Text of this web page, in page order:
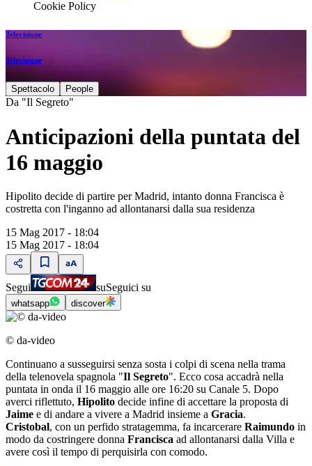
Cookie Policy
Televisione
Televisione
Spettacolo People
Da "Il Segreto"
Anticipazioni della puntata del
16 maggio
Hipolito decide di partire per Madrid, intanto donna Francisca è
costretta con l'inganno ad allontanarsi dalla sua residenza
15 Mag 2017 - 18:04
15 Mag 2017 - 18:04
Segui suSeguici su
whatsapp discover
© da-video
Continuano a susseguirsi senza sosta i colpi di scena nella trama
della telenovela spagnola "Il Segreto". Ecco cosa accadrà nella
puntata in onda il 16 maggio alle ore 16:20 su Canale 5. Dopo
averci riflettuto, Hipolito decide infine di accettare la proposta di
Jaime e di andare a vivere a Madrid insieme a Gracia.
Cristobal, con un perfido stratagemma, fa incarcerare Raimundo in
modo da costringere donna Francisca ad allontanarsi dalla Villa e
avere così il tempo di perquisirla con comodo.